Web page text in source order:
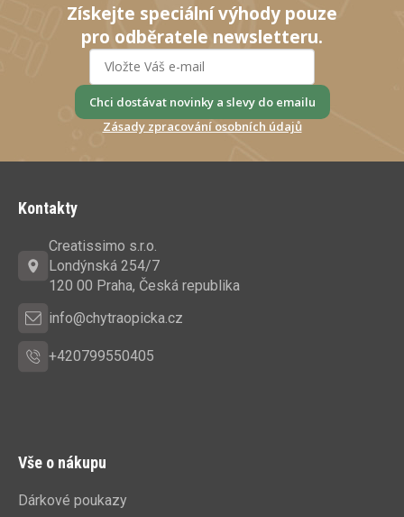
Získejte speciální výhody pouze
pro odběratele newsletteru.
Chci dostávat novinky a slevy do emailu
Zásady zpracování osobních údajů
Kontakty
Creatissimo s.r.o.
Londýnská 254/7
120 00 Praha, Česká republika
info@chytraopicka.cz
+420799550405
Vše o nákupu
Dárkové poukazy